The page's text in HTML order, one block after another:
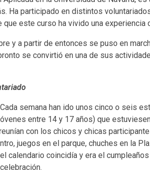
Ha participado en distintos
este curso ha vivido una experiencia
y a partir de entonces se puso en
se convirtió en una de sus
semana han ido unos cinco o seis
entre 14 y 17 años) que
con los chicos y chicas
juegos en el parque, chuches en la
calendario coincidía y era el